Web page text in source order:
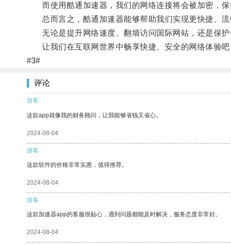
而使用酷通加速器，我们的网络连接将会被加密，保
总而言之，酷通加速器能够帮助我们实现更快捷、流
无论是提升网络速度、翻墙访问国际网站，还是保护
让我们在互联网世界中畅享快捷、安全的网络体验吧
#3#
评论
游客
这款app就像我的财务顾问，让我能够省钱又省心。
2024-08-04
游客
这款软件的价格非常实惠，值得推荐。
2024-08-04
游客
这款加速器app的客服很贴心，遇到问题都能及时解决，服务态度非常好。
2024-08-04